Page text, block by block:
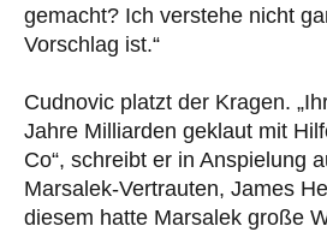
gemacht? Ich verstehe nicht
Vorschlag ist.“
Cudnovic platzt der Kragen.
Jahre Milliarden geklaut mit
Co“, schreibt er in Anspielung
Marsalek-Vertrauten, James
diesem hatte Marsalek große